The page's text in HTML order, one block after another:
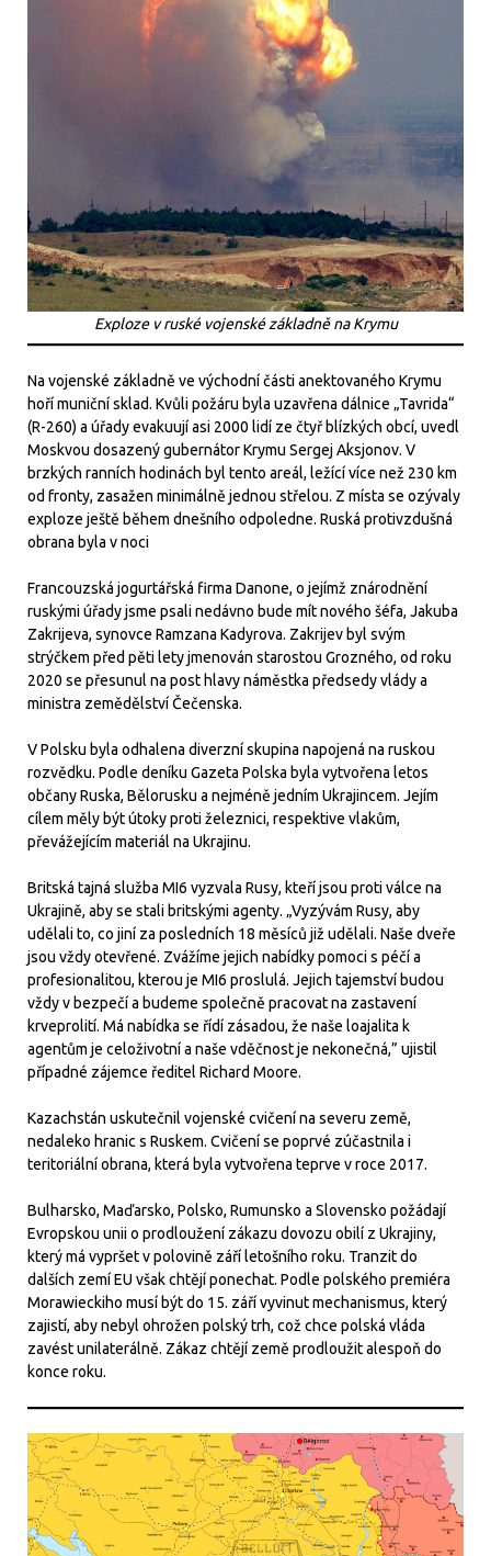
Exploze v ruské vojenské základně na Krymu
Na vojenské základně ve východní části anektovaného Krymu
hoří muniční sklad. Kvůli požáru byla uzavřena dálnice „Tavrida“
(R-260) a úřady evakuují asi 2000 lidí ze čtyř blízkých obcí, uvedl
Moskvou dosazený gubernátor Krymu Sergej Aksjonov. V
brzkých ranních hodinách byl tento areál, ležící více než 230 km
od fronty, zasažen minimálně jednou střelou. Z místa se ozývaly
exploze ještě během dnešního odpoledne. Ruská protivzdušná
obrana byla v noci
Francouzská jogurtářská firma Danone, o jejímž znárodnění
ruskými úřady jsme psali nedávno bude mít nového šéfa, Jakuba
Zakrijeva, synovce Ramzana Kadyrova. Zakrijev byl svým
strýčkem před pěti lety jmenován starostou Grozného, od roku
2020 se přesunul na post hlavy náměstka předsedy vlády a
ministra zemědělství Čečenska.
V Polsku byla odhalena diverzní skupina napojená na ruskou
rozvědku. Podle deníku Gazeta Polska byla vytvořena letos
občany Ruska, Bělorusku a nejméně jedním Ukrajincem. Jejím
cílem měly být útoky proti železnici, respektive vlakům,
převážejícím materiál na Ukrajinu.
Britská tajná služba MI6 vyzvala Rusy, kteří jsou proti válce na
Ukrajině, aby se stali britskými agenty. „Vyzývám Rusy, aby
udělali to, co jiní za posledních 18 měsíců již udělali. Naše dveře
jsou vždy otevřené. Zvážíme jejich nabídky pomoci s péčí a
profesionalitou, kterou je MI6 proslulá. Jejich tajemství budou
vždy v bezpečí a budeme společně pracovat na zastavení
krveprolití. Má nabídka se řídí zásadou, že naše loajalita k
agentům je celoživotní a naše vděčnost je nekonečná,” ujistil
případné zájemce ředitel Richard Moore.
Kazachstán uskutečnil vojenské cvičení na severu země,
nedaleko hranic s Ruskem. Cvičení se poprvé zúčastnila i
teritoriální obrana, která byla vytvořena teprve v roce 2017.
Bulharsko, Maďarsko, Polsko, Rumunsko a Slovensko požádají
Evropskou unii o prodloužení zákazu dovozu obilí z Ukrajiny,
který má vypršet v polovině září letošního roku. Tranzit do
dalších zemí EU však chtějí ponechat. Podle polského premiéra
Morawieckiho musí být do 15. září vyvinut mechanismus, který
zajistí, aby nebyl ohrožen polský trh, což chce polská vláda
zavést unilaterálně. Zákaz chtějí země prodloužit alespoň do
konce roku.